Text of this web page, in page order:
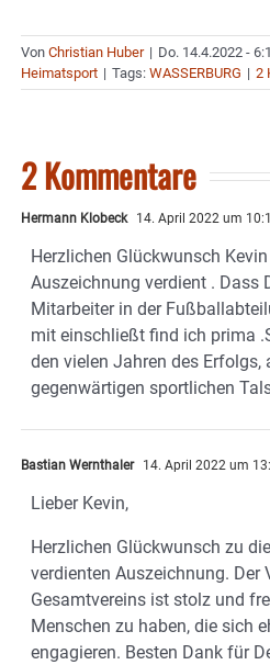
Von Christian Huber | Do. 14.4.2022 -
Heimatsport | Tags: WASSERBURG | 2
2 Kommentare
Hermann Klobeck 14. April 2022 um
Herzlichen Glückwunsch
Auszeichnung verdient . Dass
Mitarbeiter in der
mit einschließt find ich prima
den vielen Jahren des Erfolgs,
gegenwärtigen sportlichen
Bastian Wernthaler 14. April 2022 um
Lieber Kevin,
Herzlichen Glückwunsch zu
verdienten Auszeichnung. Der
Gesamtvereins ist stolz und
Menschen zu haben, die sich
engagieren. Besten Dank für